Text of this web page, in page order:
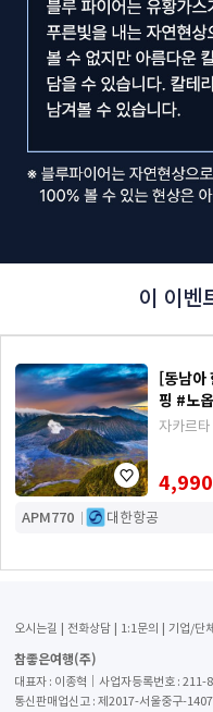
이 이벤
[동남아
핑 #노
자카르
APM770 대한항공
오시는길 전화상담 1:1문의 기업/단
참좋은여행(주)
대표자 : 이종혁│사업자등록번호 : 211-
통신판매업신고 : 제2017-서울중구-